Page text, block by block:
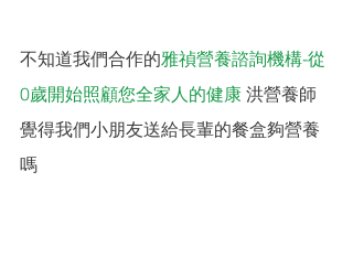
不知道我們合作的雅禎營養諮詢機構-從
0歲開始照顧您全家人的健康 洪營養師
覺得我們小朋友送給長輩的餐盒夠營養
嗎